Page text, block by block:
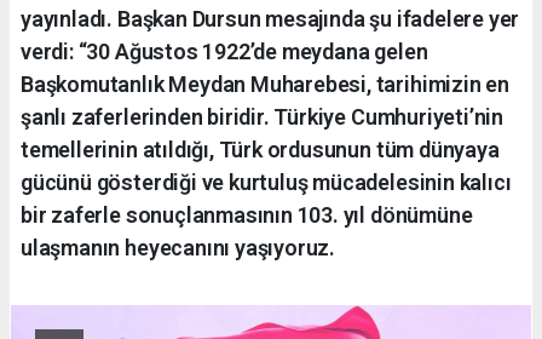
yayınladı. Başkan Dursun mesajında şu ifadelere yer
verdi: “30 Ağustos 1922’de meydana gelen
Başkomutanlık Meydan Muharebesi, tarihimizin en
şanlı zaferlerinden biridir. Türkiye Cumhuriyeti’nin
temellerinin atıldığı, Türk ordusunun tüm dünyaya
gücünü gösterdiği ve kurtuluş mücadelesinin kalıcı
bir zaferle sonuçlanmasının 103. yıl dönümüne
ulaşmanın heyecanını yaşıyoruz.